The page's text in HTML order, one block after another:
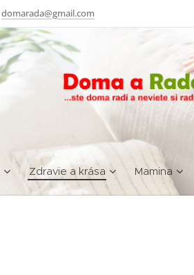
domarada@gmail.com
Zdravie a krása Mamina